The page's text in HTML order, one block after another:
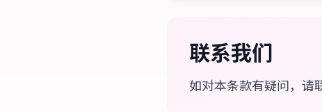
联系我们
如对本条款有疑问，请